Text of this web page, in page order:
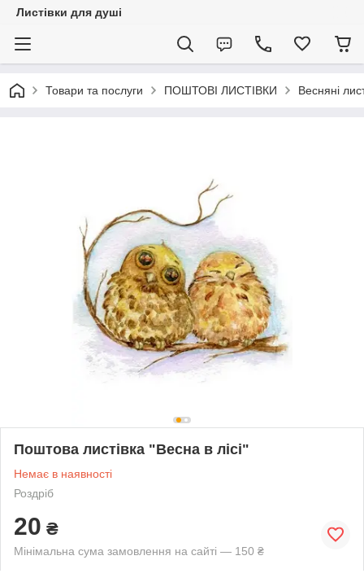
Листівки для душі
Товари та послуги ПОШТОВІ ЛИСТІВКИ Весняні
Поштова листівка "Весна в лісі"
Немає в наявності
Роздріб
20 ₴
Мінімальна сума замовлення на сайті — 150 ₴